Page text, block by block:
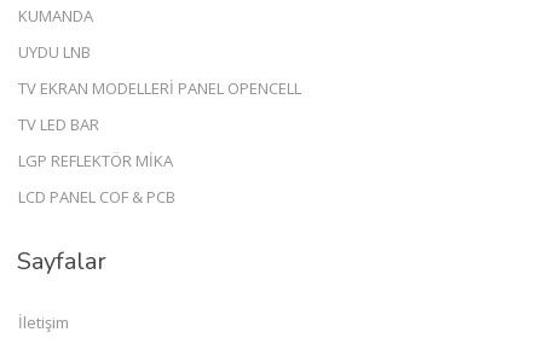
KUMANDA
UYDU LNB
TV EKRAN MODELLERİ PANEL OPENCELL
TV LED BAR
LGP REFLEKTÖR MİKA
LCD PANEL COF & PCB
Sayfalar
İletişim